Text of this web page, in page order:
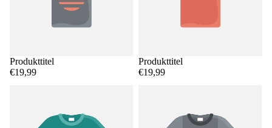
Produkttitel
€19,99
Produkttitel
€19,99